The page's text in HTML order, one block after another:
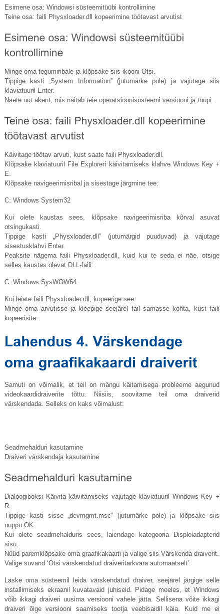
Esimene osa: Windowsi süsteemitüübi kontrollimine
Teine osa: faili Physxloader.dll kopeerimine töötavast arvutist
Minge oma tegumiribale ja klõpsake siis ikooni Otsi.
Tippige kasti „System Information” (jutumärke pole) ja vajutage siis
klaviatuuril Enter.
Näete uut akent, mis näitab teie operatsioonisüsteemi versiooni ja tüüpi.
Käivitage töötav arvuti, kust saate faili Physxloader.dll .
Klõpsake klaviatuuril File Exploreri käivitamiseks klahve Windows Key +
E.
Klõpsake navigeerimisribal ja sisestage järgmine tee:
C: Windows System32
Kui olete kaustas sees, klõpsake navigeerimisriba kõrval asuvat
otsingukasti.
Tippige kasti „Physxloader.dll ” (jutumärgid puuduvad) ja vajutage
sisestusklahvi Enter.
Peaksite nägema faili
Physxloader.dll , kuid kui te seda ei näe, otsige
selles kaustas olevat DLL-faili:
C: Windows SysWOW64
Kui leiate faili Physxloader.dll , kopeerige see.
Minge oma arvutisse ja kleepige seejärel fail samasse kohta, kust faili
kopeerisite.
Samuti on võimalik, et teil on mängu käitamisega probleeme aegunud
videokaardidraiverite tõttu. Niisiis, soovitame teil oma draiverid
värskendada. Selleks on kaks võimalust:
Seadmehalduri kasutamine
Draiveri värskendaja kasutamine
Dialoogiboksi Käivita käivitamiseks vajutage klaviatuuril Windows Key +
R.
Tippige kasti sisse „devmgmt.msc” (jutumärke pole) ja klõpsake siis
nuppu OK.
Kui olete seadmehalduris sees, laiendage kategooria Displeiadapterid
sisu.
Nüüd paremklõpsake oma graafikakaarti ja valige siis Värskenda draiverit.
Valige suvand ‘Otsi värskendatud draiveritarkvara automaatselt’.
Laske oma süsteemil leida värskendatud draiver, seejärel järgige selle
installimiseks ekraanil kuvatavaid juhiseid. Pidage meeles, et Windows
võib ikkagi draiveri uusima versiooni vahele jätta. Sellisena võite ikkagi
draiveri õige versiooni saamiseks tootja veebisaidil käia. Kuid me ei